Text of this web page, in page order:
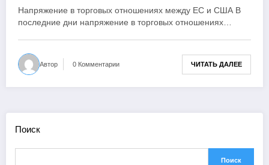
Напряжение в торговых отношениях между ЕС и США В
последние дни напряжение в торговых отношениях…
Автор 0 Комментарии ЧИТАТЬ ДАЛЕЕ
Поиск
Поиск